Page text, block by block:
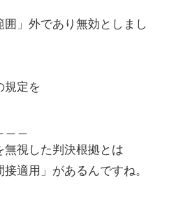
」外であり無効としまし
規定を
＿
無視した判決根拠とは
適用」があるんですね。